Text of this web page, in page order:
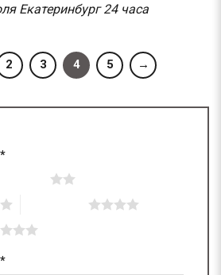
Екатеринбург 24 часа
2 3 4 5 →
*
*